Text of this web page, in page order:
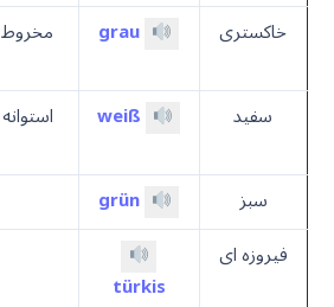
خاکستری
grau مخروط
سفید
weiß
استوانه
سبز
grün
فیروزه ای
türkis